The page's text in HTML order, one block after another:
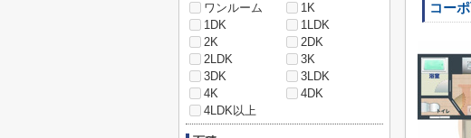
コー
ワンルーム
1K
1DK
1LDK
2K
2DK
2LDK
3K
3DK
3LDK
4K
4DK
4LDK以上